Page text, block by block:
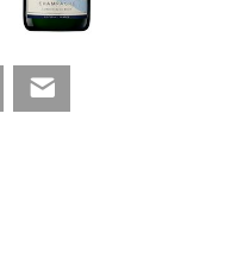
LinkedIn